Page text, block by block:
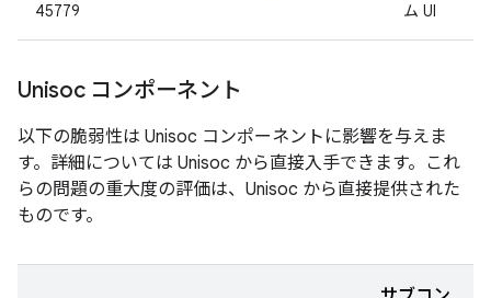
45779
ム UI
Unisoc コンポーネント
以下の脆弱性は Unisoc コンポーネントに影響を与えま
す。詳細については Unisoc から直接入手できます。これ
らの問題の重大度の評価は、Unisoc から直接提供された
ものです。